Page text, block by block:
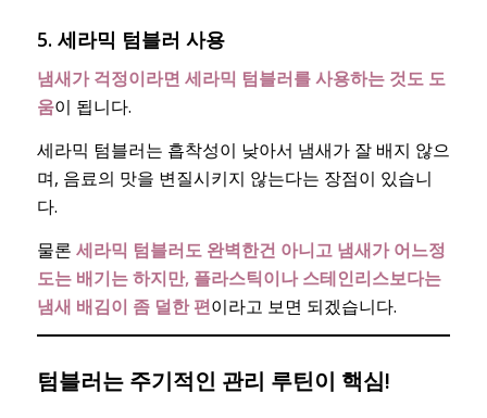
5. 세라믹 텀블러 사용
냄새가 걱정이라면 세라믹 텀블러를 사용하는 것도 도
움이 됩니다.
세라믹 텀블러는 흡착성이 낮아서 냄새가 잘 배지 않으
며, 음료의 맛을 변질시키지 않는다는 장점이 있습니
다.
물론 세라믹 텀블러도 완벽한건 아니고 냄새가 어느정
도는 배기는 하지만, 플라스틱이나 스테인리스보다는
냄새 배김이 좀 덜한 편이라고 보면 되겠습니다.
텀블러는 주기적인 관리 루틴이 핵심!